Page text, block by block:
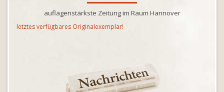
auflagenstärkste Zeitung im Raum Hannover
letztes verfügbares Originalexemplar!